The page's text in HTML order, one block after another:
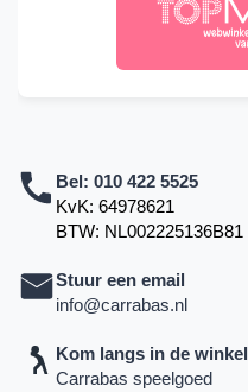
Bel: 010 422 5525
KvK: 64978621
BTW: NL002225136B81
Stuur een email
info@carrabas.nl
Kom langs in de winkel
Carrabas speelgoed